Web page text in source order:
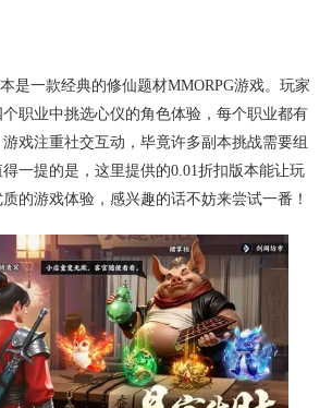
本是一款经典的修仙题材MMORPG游戏。玩家
职业中挑选心仪的角色体验，每个职业都有
戏注重社交互动，毕竟许多副本挑战需要组
一提的是，这里提供的0.01折扣版本能让玩
的游戏体验，感兴趣的话不妨来尝试一番！